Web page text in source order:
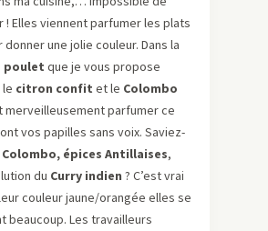
! Elles viennent parfumer les plats
une jolie couleur. Dans la
poulet que je vous propose
le citron confit et le Colombo
merveilleusement parfumer ce
vos papilles sans voix. Saviez-
Colombo, épices Antillaises,
du Curry indien ? C’est vrai
couleur jaune/orangée elles se
beaucoup. Les travailleurs